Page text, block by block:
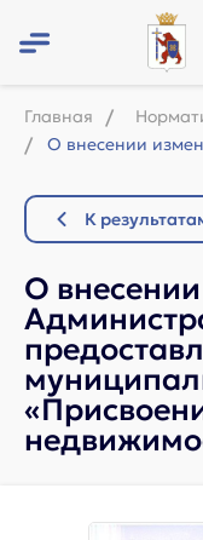
Главная
К
О